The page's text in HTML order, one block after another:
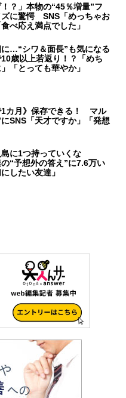
！？」本物の“45％増量”フ
ズに驚愕 SNS「めっちゃお
べ応え満点でした」
…“シワ＆面長”も気になる
歳以上若返り！？「めち
「とっても華やか」
1カ月》保存できる！ マル
SNS「天才ですか」「発想
島に1つ持っていくな
“予想外の答え”に7.6万い
したい友達」